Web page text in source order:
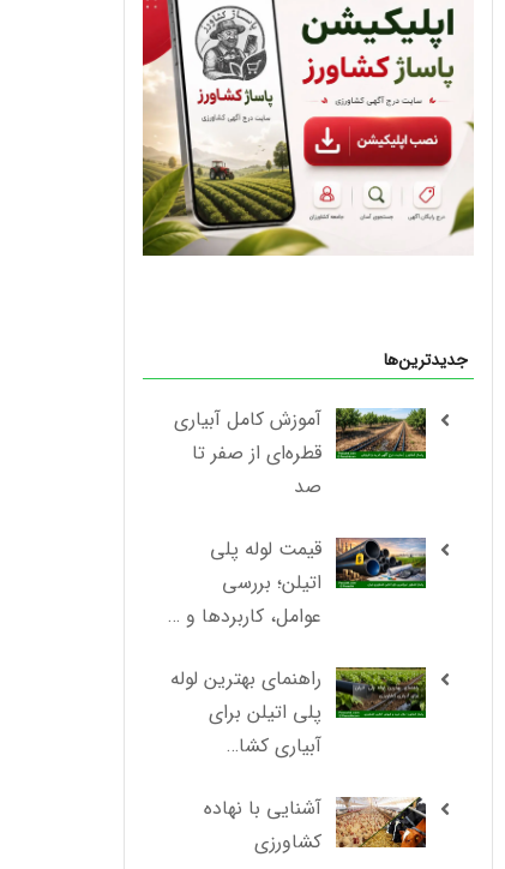
جدیدترین‌ها
آموزش کامل آبیاری
قطره‌ای از صفر تا
صد
قیمت لوله پلی
اتیلن؛ بررسی
عوامل، کاربردها و …
راهنمای بهترین لوله
پلی اتیلن برای
آبیاری کشا…
آشنایی با نهاده
کشاورزی